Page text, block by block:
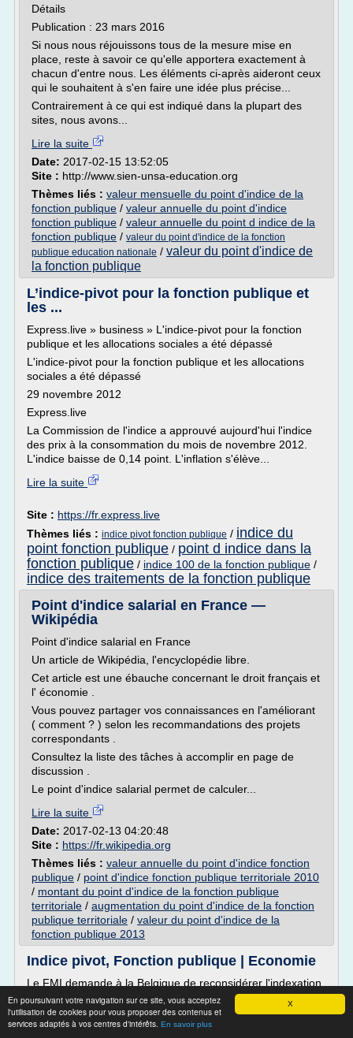
X
En poursuivant votre navigation sur ce site, vous acceptez
l'utilisation de cookies pour vous proposer des contenus et
services adaptés à vos centres d'intérêts. En savoir plus
Détails
Publication : 23 mars 2016
Si nous nous réjouissons tous de la mesure mise en
place, reste à savoir ce qu'elle apportera exactement à
chacun d'entre nous. Les éléments ci-après aideront ceux
qui le souhaitent à s'en faire une idée plus précise...
Contrairement à ce qui est indiqué dans la plupart des
sites, nous avons...
Lire la suite
Date: 2017-02-15 13:52:05
Site : http://www.sien-unsa-education.org
Thèmes liés : valeur mensuelle du point d'indice de la
fonction publique / valeur annuelle du point d'indice
fonction publique / valeur annuelle du point d indice de la
fonction publique / valeur du point d'indice de la fonction
publique education nationale / valeur du point d'indice de
la fonction publique
L’indice‐pivot pour la fonction publique et
les ...
Express.live » business » L'indice-pivot pour la fonction
publique et les allocations sociales a été dépassé
L'indice-pivot pour la fonction publique et les allocations
sociales a été dépassé
29 novembre 2012
Express.live
La Commission de l'indice a approuvé aujourd'hui l'indice
des prix à la consommation du mois de novembre 2012.
L'indice baisse de 0,14 point. L'inflation s'élève...
Lire la suite
Site : https://fr.express.live
Thèmes liés : indice pivot fonction publique / indice du
point fonction publique / point d indice dans la
fonction publique / indice 100 de la fonction publique /
indice des traitements de la fonction publique
Point d'indice salarial en France —
Wikipédia
Point d'indice salarial en France
Un article de Wikipédia, l'encyclopédie libre.
Cet article est une ébauche concernant le droit français et
l' économie .
Vous pouvez partager vos connaissances en l'améliorant
( comment ? ) selon les recommandations des projets
correspondants .
Consultez la liste des tâches à accomplir en page de
discussion .
Le point d'indice salarial permet de calculer...
Lire la suite
Date: 2017-02-13 04:20:48
Site : https://fr.wikipedia.org
Thèmes liés : valeur annuelle du point d'indice fonction
publique / point d'indice fonction publique territoriale 2010
/ montant du point d'indice de la fonction publique
territoriale / augmentation du point d'indice de la fonction
publique territoriale / valeur du point d'indice de la
fonction publique 2013
Indice pivot, Fonction publique | Economie
Le FMI demande à la Belgique de reconsidérer l'indexation
des salaires
Le Fonds monétaire international (FMI) a de nouveau
critiqué vendredi le système d'indexation automatique des